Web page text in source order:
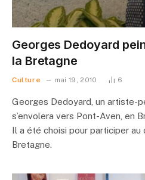
Georges Dedoyard
la Bretagne
Culture mai 19, 2010 6
Georges Dedoyard, un artiste-
s’envolera vers Pont-Aven, en
Il a été choisi pour participer au
Bretagne.